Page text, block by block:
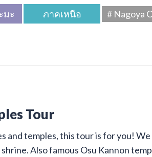
มะ ภาคเหนือ # Nagoya
Tour
and temples, this tour is for you!
Also famous Osu Kannon